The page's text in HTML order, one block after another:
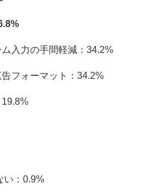
入力の手間軽減：34.2%
フォーマット：34.2%
19.8%
い：0.9%